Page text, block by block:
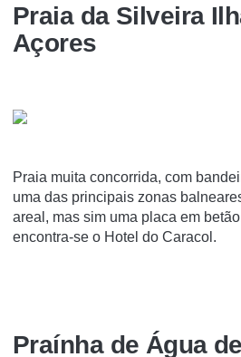
Praia da Silveira
Açores
Praia muita concorrida, com
uma das principais zonas
areal, mas sim uma placa em
encontra-se o Hotel do Caracol.
Praínha de Água